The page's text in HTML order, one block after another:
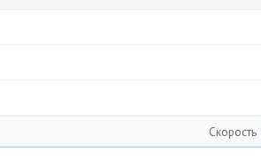
Скорость